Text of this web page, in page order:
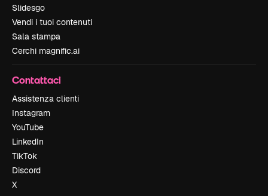
Slidesgo
Vendi i tuoi contenuti
Sala stampa
Cerchi magnific.ai
Contattaci
Assistenza clienti
Instagram
YouTube
LinkedIn
TikTok
Discord
X